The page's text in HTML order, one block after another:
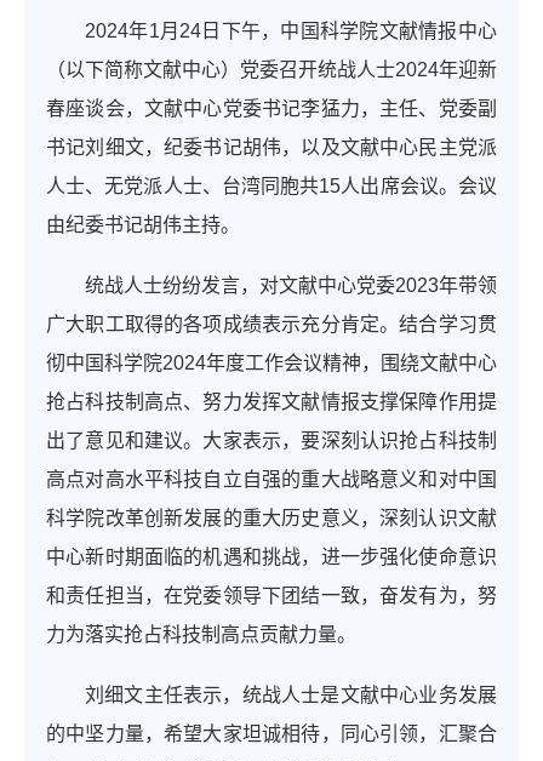
2024年1月24日下午，中国科学院文献情报中心
（以下简称文献中心）党委召开统战人士2024年迎新
春座谈会，文献中心党委书记李猛力，主任、党委副
书记刘细文，纪委书记胡伟，以及文献中心民主党派
人士、无党派人士、台湾同胞共15人出席会议。会议
由纪委书记胡伟主持。
统战人士纷纷发言，对文献中心党委2023年带领
广大职工取得的各项成绩表示充分肯定。结合学习贯
彻中国科学院2024年度工作会议精神，围绕文献中心
抢占科技制高点、努力发挥文献情报支撑保障作用提
出了意见和建议。大家表示，要深刻认识抢占科技制
高点对高水平科技自立自强的重大战略意义和对中国
科学院改革创新发展的重大历史意义，深刻认识文献
中心新时期面临的机遇和挑战，进一步强化使命意识
和责任担当，在党委领导下团结一致，奋发有为，努
力为落实抢占科技制高点贡献力量。
刘细文主任表示，统战人士是文献中心业务发展
的中坚力量，希望大家坦诚相待，同心引领，汇聚合